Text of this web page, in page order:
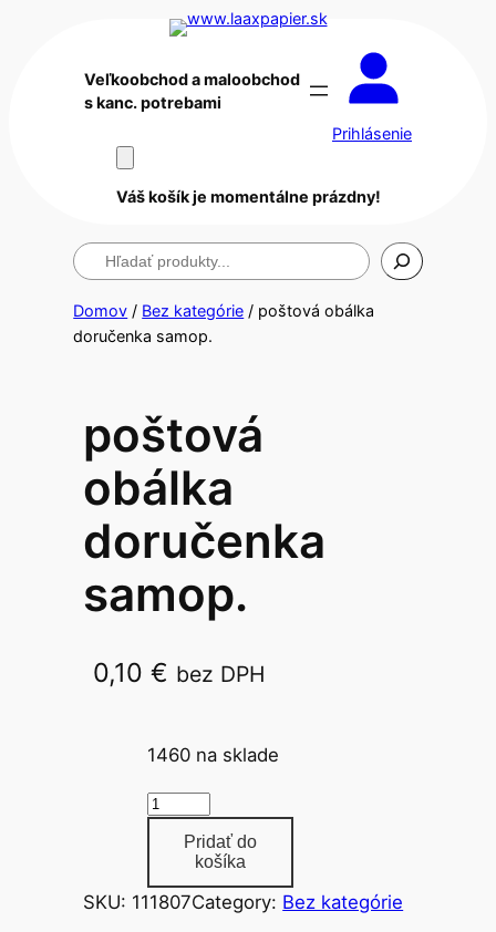
Veľkoobchod a maloobchod
s kanc. potrebami
Prihlásenie
Váš košík je momentálne prázdny!
Hľadanie
Domov / Bez kategórie / poštová obálka
doručenka samop.
poštová
obálka
doručenka
samop.
0,10€ bez DPH
1460 na sklade
m
ž
s
Pridať do
košíka
SKU: 111807Category: Bez kategórie